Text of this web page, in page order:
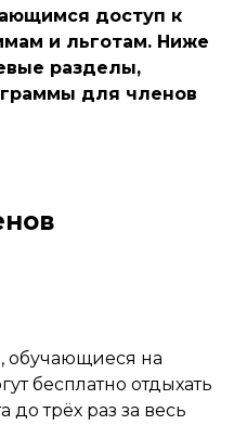
доступ к
и льготам. Ниже
разделы,
для членов
обучающиеся на
бесплатно отдыхать
до трёх раз за весь